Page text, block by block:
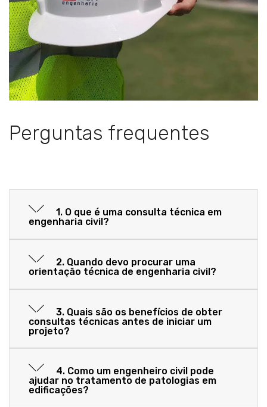
Perguntas frequentes
1. O que é uma consulta técnica em
engenharia civil?
2. Quando devo procurar uma
orientação técnica de engenharia civil?
3. Quais são os benefícios de obter
consultas técnicas antes de iniciar um
projeto?
4. Como um engenheiro civil pode
ajudar no tratamento de patologias em
edificações?